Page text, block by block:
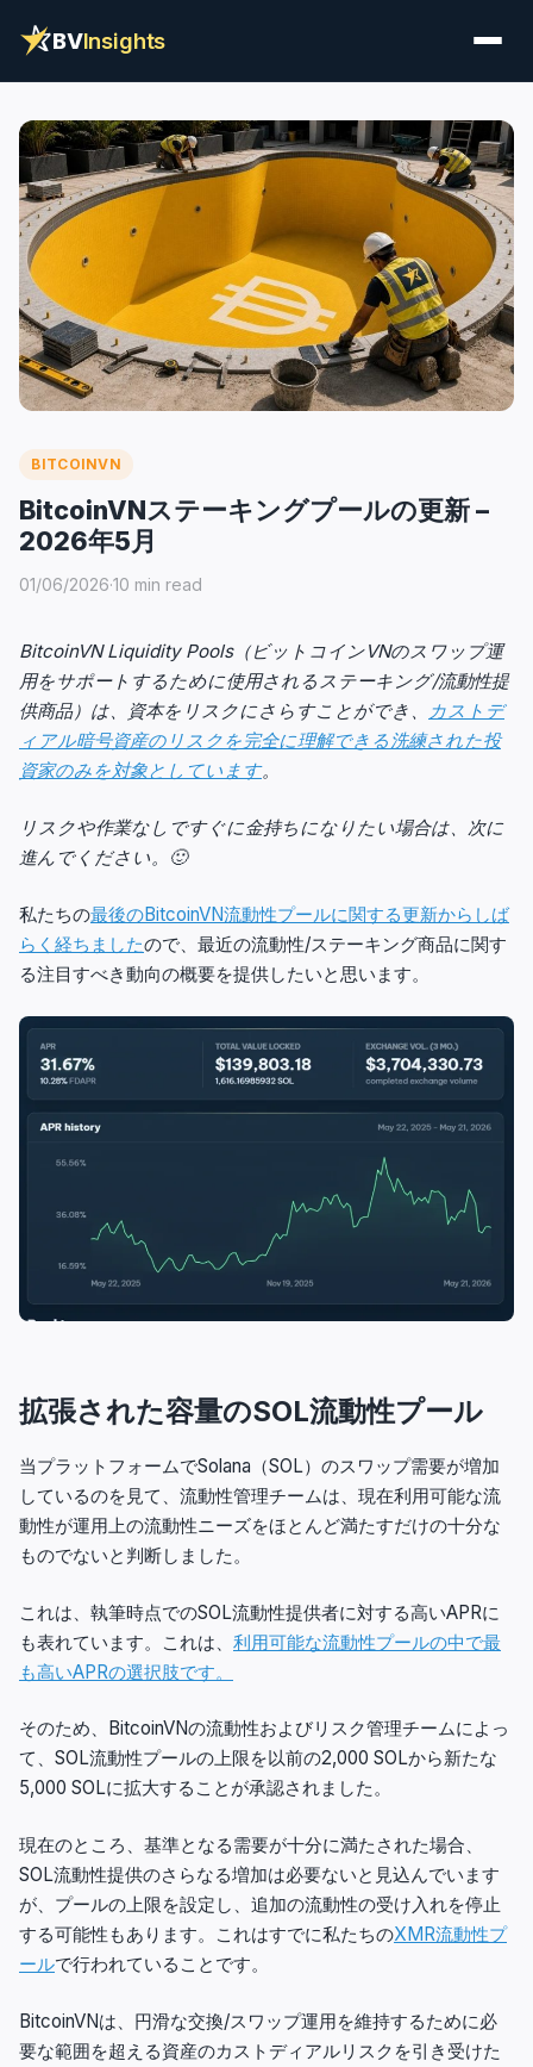
BVInsights
BITCOINVN
BitcoinVNステーキングプールの更新 –
2026年5月
01/06/2026·10 min read
BitcoinVN Liquidity Pools（ビットコインVNのスワップ運
用をサポートするために使用されるステーキング/流動性提
供商品）は、資本をリスクにさらすことができ、
カストデ
ィアル暗号資産のリスクを完全に理解できる洗練された投
資家のみを対象としています。
リスクや作業なしですぐに金持ちになりたい場合は、次に
進んでください。🙂
私たちの最後のBitcoinVN流動性プールに関する更新からしば
らく経ちましたので、最近の流動性/ステーキング商品に関す
る注目すべき動向の概要を提供したいと思います。
拡張された容量のSOL流動性プール
当プラットフォームでSolana（SOL）のスワップ需要が増加
しているのを見て、流動性管理チームは、現在利用可能な流
動性が運用上の流動性ニーズをほとんど満たすだけの十分な
ものでないと判断しました。
これは、執筆時点でのSOL流動性提供者に対する高いAPRに
も表れています。これは、 利用可能な流動性プールの中で最
も高いAPRの選択肢です。
そのため、BitcoinVNの流動性およびリスク管理チームによっ
て、SOL流動性プールの上限を以前の2,000 SOLから新たな
5,000 SOLに拡大することが承認されました。
現在のところ、基準となる需要が十分に満たされた場合、
SOL流動性提供のさらなる増加は必要ないと見込んでいます
が、プールの上限を設定し、追加の流動性の受け入れを停止
する可能性もあります。これはすでに私たちのXMR流動性プ
ールで行われていることです。
BitcoinVNは、円滑な交換/スワップ運用を維持するために必
要な範囲を超える資産のカストディアルリスクを引き受けた